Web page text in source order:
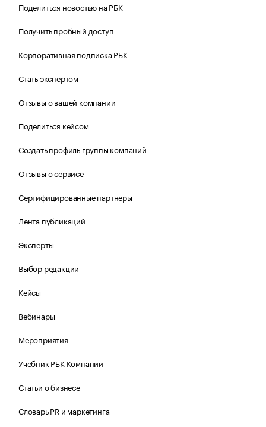
Поделиться новостью на РБК
Получить пробный доступ
Корпоративная подписка РБК
Стать экспертом
Отзывы о вашей компании
Поделиться кейсом
Создать профиль группы компаний
Отзывы о сервисе
Сертифицированные партнеры
Лента публикаций
Эксперты
Выбор редакции
Кейсы
Вебинары
Мероприятия
Учебник РБК Компании
Статьи о бизнесе
Словарь PR и маркетинга